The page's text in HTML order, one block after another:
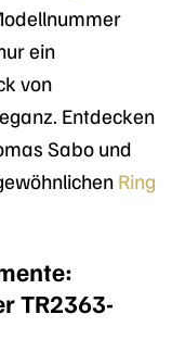
ein
von
Entdecken
Sabo und
Ring
TR2363-